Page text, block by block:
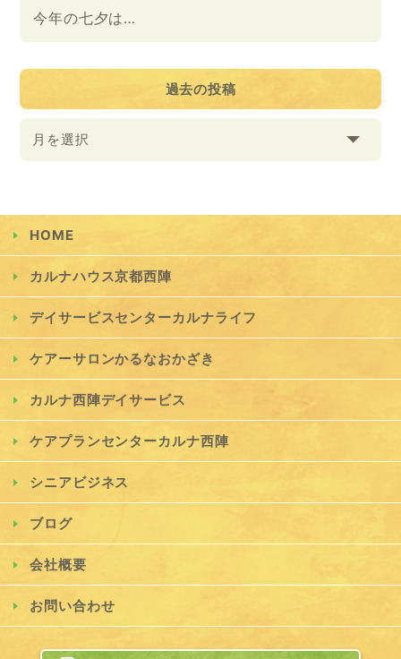
今年の七夕は…
過去の投稿
月を選択
HOME
カルナハウス京都西陣
デイサービスセンターカルナライフ
ケアーサロンかるなおかざき
カルナ西陣デイサービス
ケアプランセンターカルナ西陣
シニアビジネス
ブログ
会社概要
お問い合わせ